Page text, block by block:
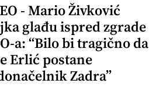
- Mario Živković
glađu ispred zgrade
a: “Bilo bi tragično da
Erlić postane
Zadra”